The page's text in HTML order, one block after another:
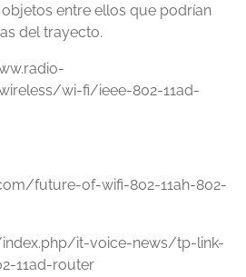
entre ellos que podrían
del trayecto.
wi-fi/ieee-802-11ad-
future-of-wifi-802-11ah-802-
it-voice-news/tp-link-
11ad-router